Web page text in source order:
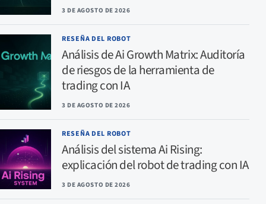
3 DE AGOSTO DE 2026
RESEÑA DEL ROBOT
Análisis de Ai Growth Matrix: Auditoría
de riesgos de la herramienta de
trading con IA
3 DE AGOSTO DE 2026
RESEÑA DEL ROBOT
Análisis del sistema Ai Rising:
explicación del robot de trading con IA
3 DE AGOSTO DE 2026